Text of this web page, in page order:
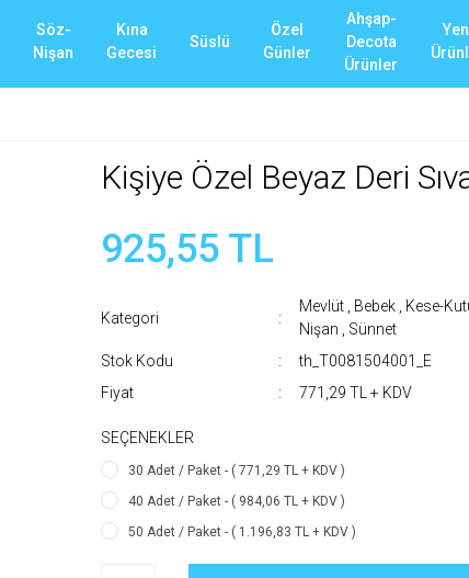
Söz-
Nişan
Kına
Gecesi
Süslü
Özel
Günler
Ahşap-
Decota
Ürünler
Kişiye Özel Beyaz Deri
925,55 TL
Kategori
Mevlüt Bebek Kese-
Nişan
Sünnet
Stok Kodu
th_T0081504001_E
Fiyat
771,29 TL + KDV
SEÇENEKLER
30 Adet / Paket - ( 771,29 TL + KDV )
40 Adet / Paket - ( 984,06 TL + KDV )
50 Adet / Paket - ( 1.196,83 TL + KDV )